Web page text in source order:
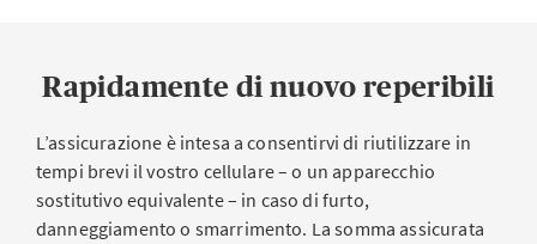
Rapidamente di nuovo reperibili
L’assicurazione è intesa a consentirvi di riutilizzare in
tempi brevi il vostro cellulare – o un apparecchio
sostitutivo equivalente – in caso di furto,
danneggiamento o smarrimento. La somma assicurata